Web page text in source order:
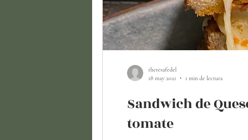
Sandwich de
tomate
theresafedel
18 may 2021
1 min de lectura